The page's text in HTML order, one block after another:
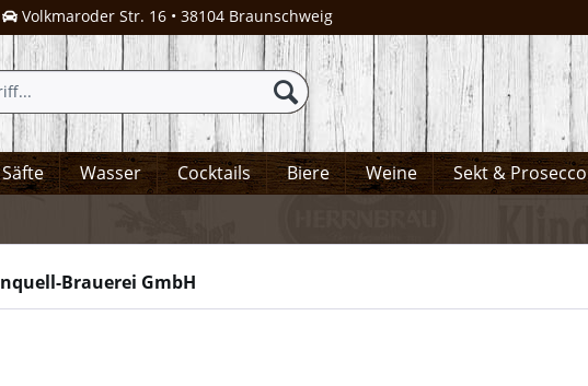
Volkmaroder Str. 16 • 38104 Braunschweig
Säfte Wasser Cocktails Biere Weine Sekt & Prosecco
Brauerei GmbH